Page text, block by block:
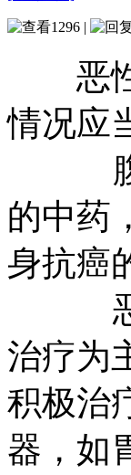
1296 |
恶性
情况应
腹水
的中药
身抗癌
恶性
治疗为
积极治
器，如